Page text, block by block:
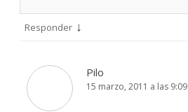
Responder ↓
Pilo
15 marzo, 2011 a las 9:09